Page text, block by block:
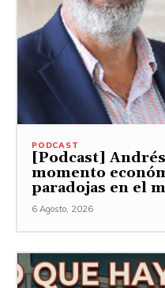
PODCAST
[Podcast]
momento
paradojas en el
6 Agosto, 2026